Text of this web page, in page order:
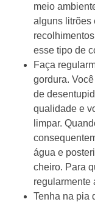
meio
alguns litrões
esse tipo de
Faça
gordura.
de
qualidade e
limpar.
água e
cheiro. Para
regularmente
Tenha na pia